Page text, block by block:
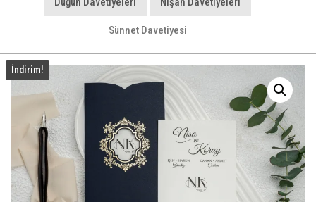
Sünnet Davetiyesi
İndirim!